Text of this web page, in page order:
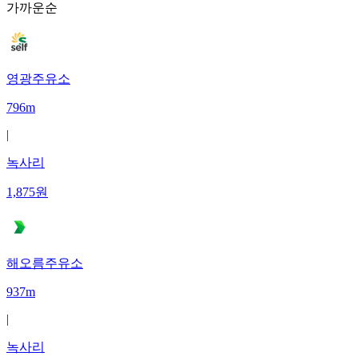
가까운순
영광주유소
796m
|
녹사리
1,875원
해오름주유소
937m
|
녹사리